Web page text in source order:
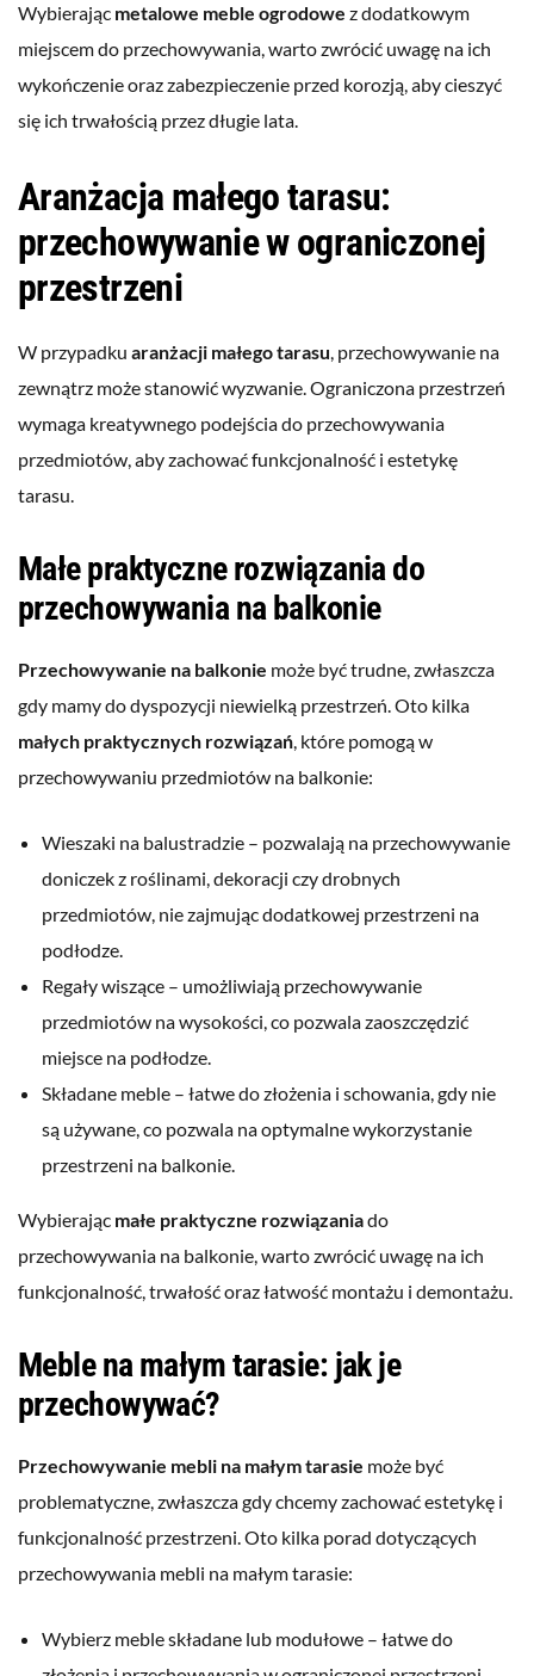
Wybierając metalowe meble ogrodowe z dodatkowym
miejscem do przechowywania, warto zwrócić uwagę na ich
wykończenie oraz zabezpieczenie przed korozją, aby cieszyć
się ich trwałością przez długie lata.
Aranżacja małego tarasu:
przechowywanie w ograniczonej
przestrzeni
W przypadku aranżacji małego tarasu, przechowywanie na
zewnątrz może stanowić wyzwanie. Ograniczona przestrzeń
wymaga kreatywnego podejścia do przechowywania
przedmiotów, aby zachować funkcjonalność i estetykę
tarasu.
Małe praktyczne rozwiązania do
przechowywania na balkonie
Przechowywanie na balkonie może być trudne, zwłaszcza
gdy mamy do dyspozycji niewielką przestrzeń. Oto kilka
małych praktycznych rozwiązań, które pomogą w
przechowywaniu przedmiotów na balkonie:
Wieszaki na balustradzie – pozwalają na przechowywanie
doniczek z roślinami, dekoracji czy drobnych
przedmiotów, nie zajmując dodatkowej przestrzeni na
podłodze.
Regały wiszące – umożliwiają przechowywanie
przedmiotów na wysokości, co pozwala zaoszczędzić
miejsce na podłodze.
Składane meble – łatwe do złożenia i schowania, gdy nie
są używane, co pozwala na optymalne wykorzystanie
przestrzeni na balkonie.
Wybierając małe praktyczne rozwiązaniado
przechowywania na balkonie, warto zwrócić uwagę na ich
funkcjonalność, trwałość oraz łatwość montażu i demontażu.
Meble na małym tarasie: jak je
przechowywać?
Przechowywanie mebli na małym tarasie może być
problematyczne, zwłaszcza gdy chcemy zachować estetykę i
funkcjonalność przestrzeni. Oto kilka porad dotyczących
przechowywania mebli na małym tarasie:
Wybierz meble składane lub modułowe – łatwe do